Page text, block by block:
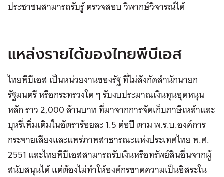
ประชาชนสามารถรับรู้ ตรวจสอบ วิพากษ์วิจารณ์ได้
แหล่งรายได้ของไทยพีบีเอส
ไทยพีบีเอส เป็นหน่วยงานของรัฐ ที่ไม่สังกัดสำนักนายก
รัฐมนตรี หรือกระทรวงใด ๆ รับงบประมาณเงินทุนอุดหนุน
หลัก ราว 2,000 ล้านบาท ที่มาจากการจัดเก็บภาษีเหล้าและ
บุหรี่เพิ่มเติมในอัตราร้อยละ 1.5 ต่อปี ตาม พ.ร.บ.องค์การ
กระจายเสียงและแพร่ภาพสาธารณะแห่งประเทศไทย พ.ศ.
2551 และไทยพีบีเอสสามารถรับเงินหรือทรัพย์สินอื่นจากผู้
สนับสนุนได้ แต่ต้องไม่ทำให้องค์กรขาดความเป็นอิสระใน